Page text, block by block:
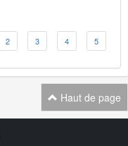
2 3 4 5
Haut de page